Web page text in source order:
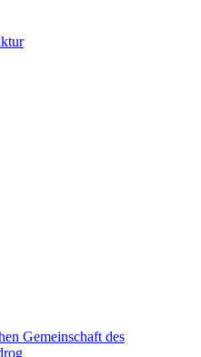
Gemeinschaft des